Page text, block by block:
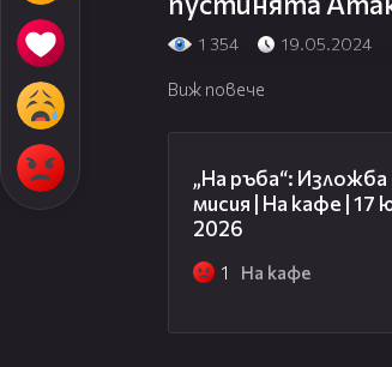
1 354 19.05.2024
Виж повече
„На ръба“: Изложба
мисия | На кафе | 17
2026
1 На кафе